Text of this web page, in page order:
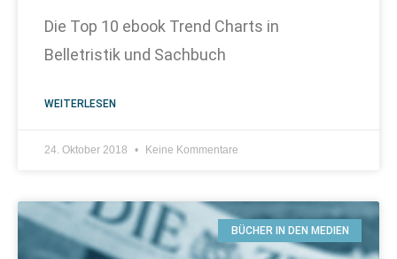
Die Top 10 ebook Trend Charts in
Belletristik und Sachbuch
WEITERLESEN
24. Oktober 2018 Keine Kommentare
BÜCHER IN DEN MEDIEN